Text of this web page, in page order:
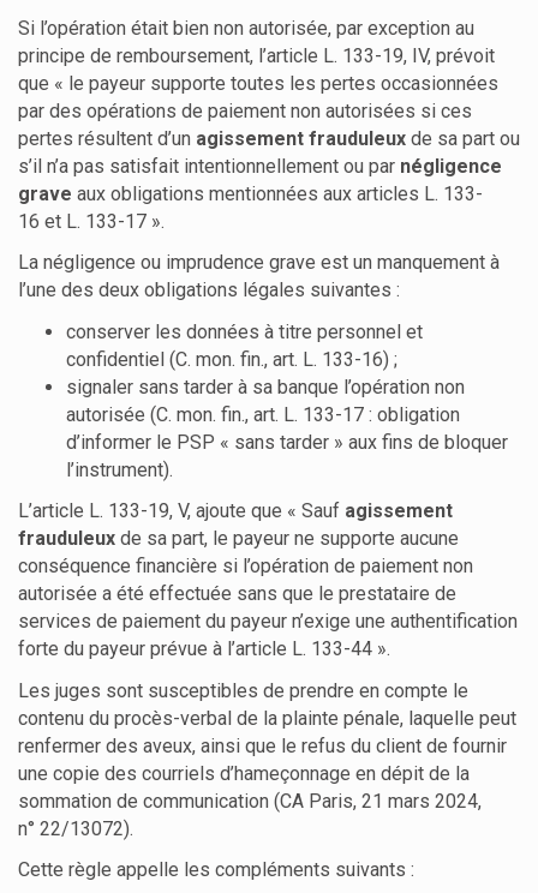
Si l’opération était bien non autorisée, par exception au
principe de remboursement, l’article L. 133-19, IV, prévoit
que « le payeur supporte toutes les pertes occasionnées
par des opérations de paiement non autorisées si ces
pertes résultent d’un agissement frauduleux de sa part ou
s’il n’a pas satisfait intentionnellement ou par négligence
grave aux obligations mentionnées aux articles L. 133-
16 et L. 133-17 ».
La négligence ou imprudence grave est un manquement à
l’une des deux obligations légales suivantes :
conserver les données à titre personnel et
confidentiel (C. mon. fin., art. L. 133-16) ;
signaler sans tarder à sa banque l’opération non
autorisée (C. mon. fin., art. L. 133-17 : obligation
d’informer le PSP « sans tarder » aux fins de bloquer
l’instrument).
L’article L. 133-19, V, ajoute que « Sauf agissement
frauduleux de sa part, le payeur ne supporte aucune
conséquence financière si l’opération de paiement non
autorisée a été effectuée sans que le prestataire de
services de paiement du payeur n’exige une authentification
forte du payeur prévue à l’article L. 133-44 ».
Les juges sont susceptibles de prendre en compte le
contenu du procès-verbal de la plainte pénale, laquelle peut
renfermer des aveux, ainsi que le refus du client de fournir
une copie des courriels d’hameçonnage en dépit de la
sommation de communication (CA Paris, 21 mars 2024,
n° 22/13072).
Cette règle appelle les compléments suivants :